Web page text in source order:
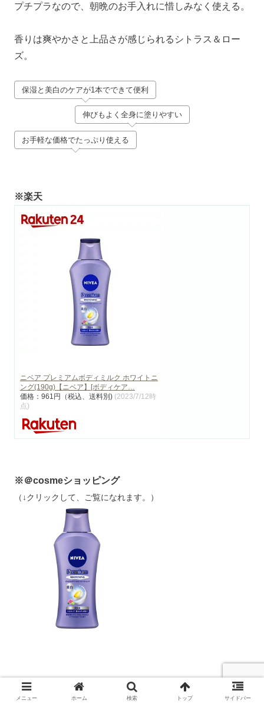
プチプラなので、朝晩のお手入れに惜しみなく使える。
香りは爽やかさと上品さが感じられるシトラス＆ロー
ズ。
保湿と美白のケアが1本でできて便利
伸びもよく全身に塗りやすい
お手軽な価格でたっぷり使える
※楽天
ニベア プレミアムボディミルク ホワイトニ
ング(190g)【ニベア】[ボディケア…
価格：961円（税込、送料別) (2023/7/12時
点)
※＠cosmeショッピング
（↓クリックして、ご覧になれます。）
メニュー ホーム 検索 トップ サイドバー